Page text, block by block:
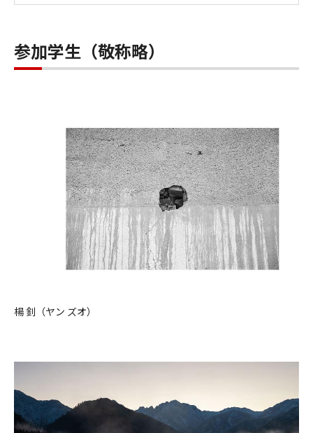
参加学生（敬称略）
楊 釗（ヤン ズオ）